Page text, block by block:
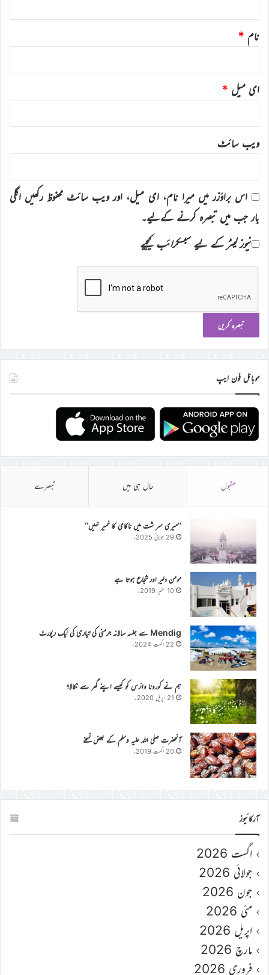
نام *
ای میل *
ویب‌ سائٹ
اس براؤزر میں میرا نام، ای میل، اور ویب سائٹ محفوظ رکھیں اگلی
بار جب میں تبصرہ کرنے کےلیے۔
نیوز لیٹر کے لیے سبسکرائب کیجیے
موبائل فون ایپ
مقبول حال ہی میں تبصرے
’’میری سر شت میں ناکامی کا خمیر نہیں‘‘
29 جولائی 2025ء
مومن دلیر اور شجاع ہوتا ہے
10 ستمبر 2019ء
Mendig سے جلسہ سالانہ جرمنی کی تیاری کی ایک رپورٹ
22 اگست 2024ء
ہم نے کورونا وائرس کو کیسے اپنے گھر سے نکالا؟
21 اپریل 2020ء
آنحضرت صلی اللہ علیہ وسلم کے بعض نسخے
20 اگست 2019ء
آرکائیوز
اگست 2026
جولائی 2026
جون 2026
مئی 2026
اپریل 2026
مارچ 2026
فروری 2026